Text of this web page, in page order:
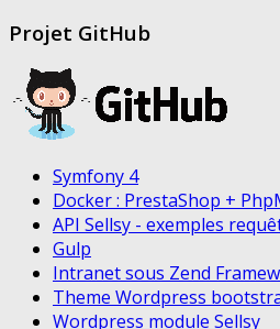
Projet GitHub
Symfony 4
Docker : PrestaShop +
API Sellsy - exemples
Gulp
Intranet sous Zend
Theme Wordpress
Wordpress module Sellsy